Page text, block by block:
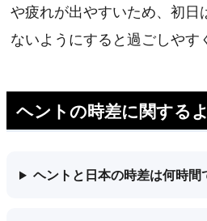
や疲れが出やすいため、初日
ないようにすると過ごしやす
ヘントの時差に関する
ヘントと日本の時差は何時間